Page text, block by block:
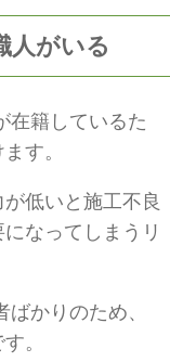
人がいる
在籍しているた
す。
低いと施工不良
なってしまうリ
かりのため、
。